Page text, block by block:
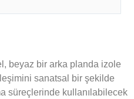
beyaz bir arka planda izole
sanatsal bir şekilde
süreçlerinde kullanılabilecek